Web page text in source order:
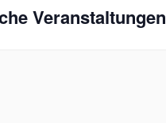
Veranstaltungen